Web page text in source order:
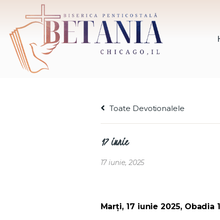
Toate Devotionalele
17 iunie
17 iunie, 2025
Marți, 17 iunie 2025, Obadia